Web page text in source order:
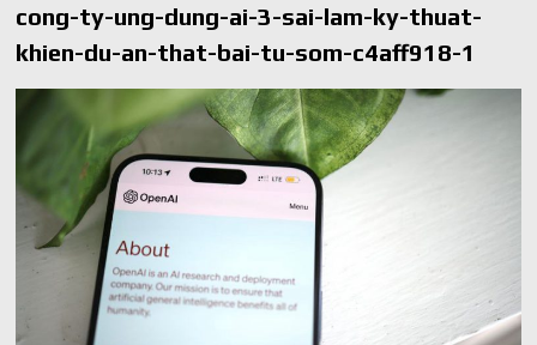
Quà cá nhân hóa: vì sao món làm riêng luôn ghi điểm
AI trong doanh nghiệp: Phân biệt RPA, workflow và AI agent
Ứng dụng AI trong doanh nghiệp để cắt giảm chi phí vận hành
Ứng dụng AI cho chăm sóc khách hàng giúp web phản hồi
AI agent cho doanh nghiệp khác chatbot truyền thống ra sao
cong-ty-ung-dung-ai-3-sai-lam-ky-thuat-
khien-du-an-that-bai-tu-som-c4aff918-1